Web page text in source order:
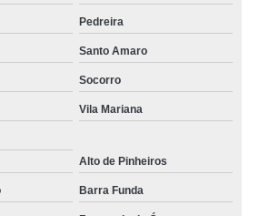
Pedreira
Santo Amaro
Socorro
Vila Mariana
Alto de Pinheiros
Barra Funda